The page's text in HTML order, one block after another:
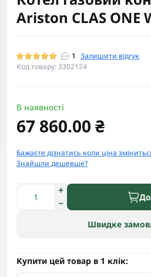
Ariston CLAS ONE
1 Залишити відгук
Код товару: 3302124
В наявності
67 860.00 ₴
Бажаєте дізнатись коли ціна
Знайшли дешевше?
Швидке
Купити цей товар в 1 клік: